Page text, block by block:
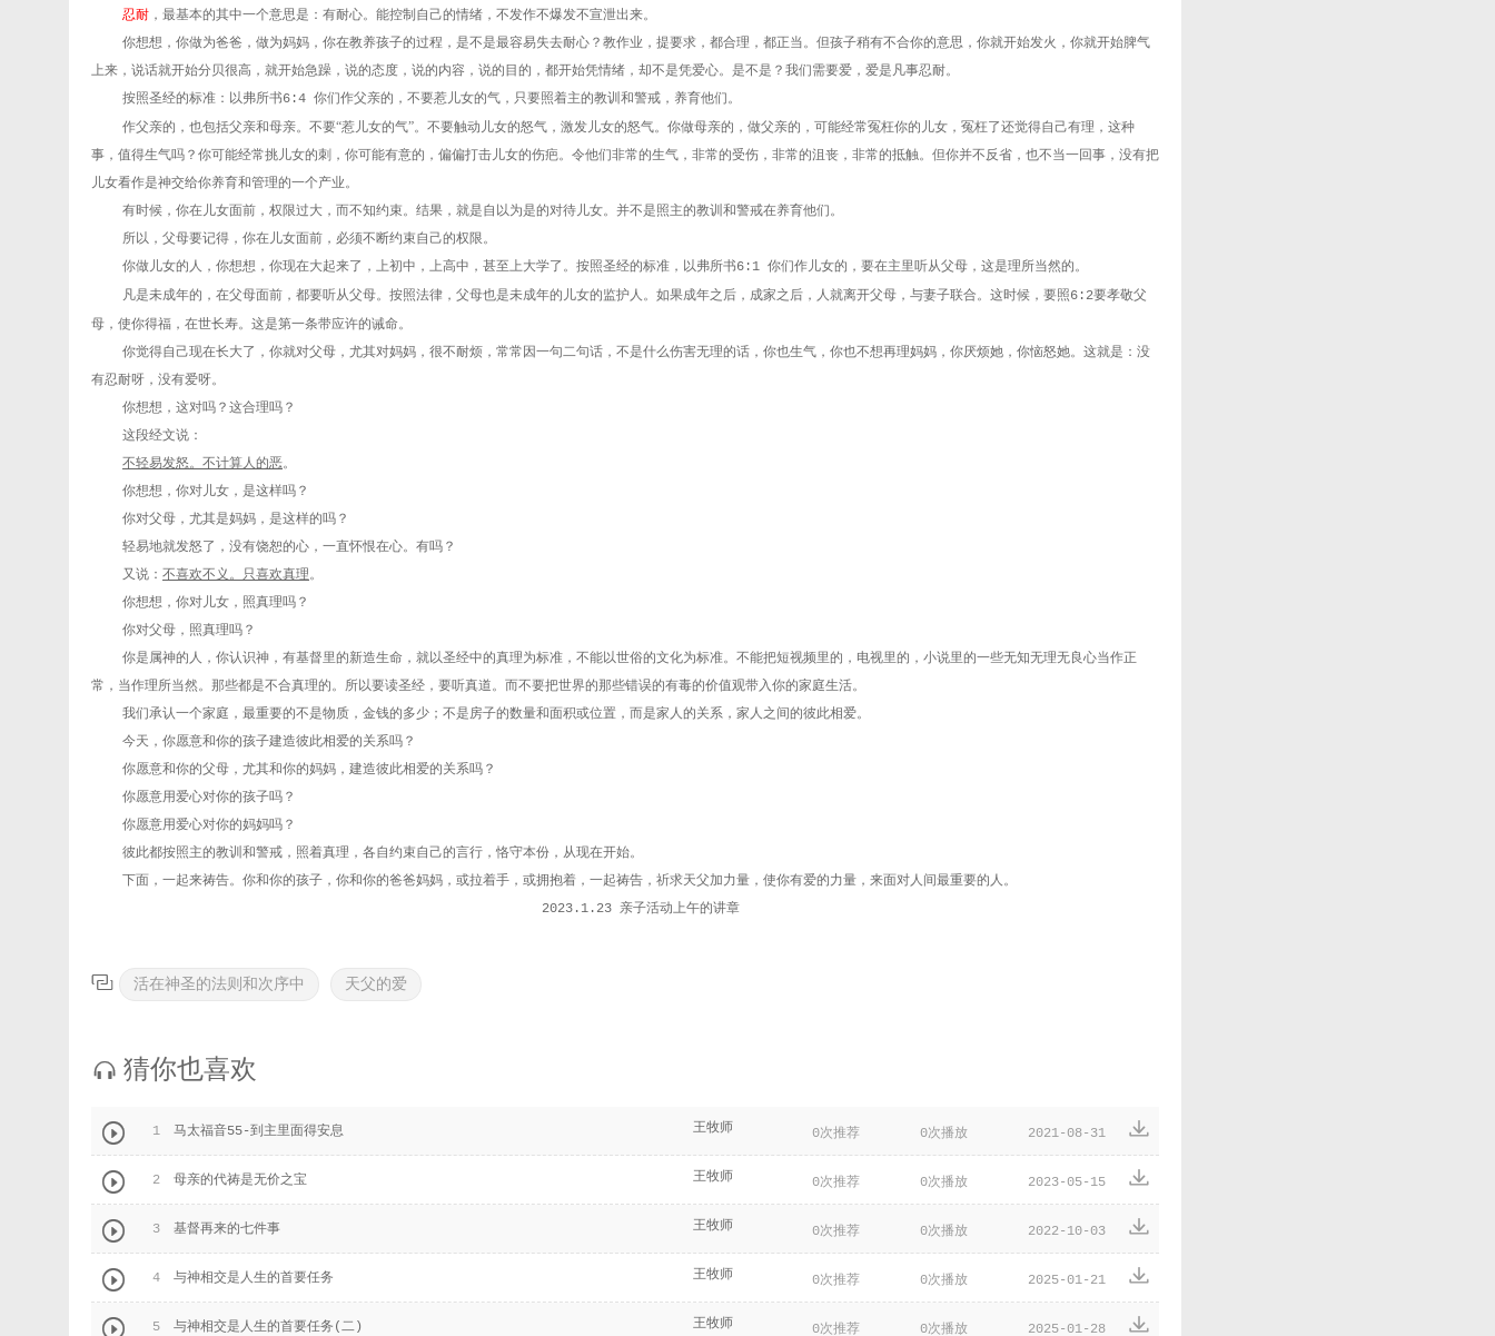
忍耐 ，最基本的其中一个意思是：有耐心。能控制自己的情绪，不发作不爆发不宣泄出来。
你想想，你做为爸爸，做为妈妈，你在教养孩子的过程，是不是最容易失去耐心？教作业，提要求，都合理，都正当。但孩子稍有不合你的意思，你就开始发火，你就开始脾气
上来，说话就开始分贝很高，就开始急躁，说的态度，说的内容，说的目的，都开始凭情绪，却不是凭爱心。是不是？我们需要爱，爱是凡事忍耐。
按照圣经的标准：以弗所书6:4 你们作父亲的，不要惹儿女的气，只要照着主的教训和警戒，养育他们。
作父亲的，也包括父亲和母亲。不要“惹儿女的气”。不要触动儿女的怒气，激发儿女的怒气。你做母亲的，做父亲的，可能经常冤枉你的儿女，冤枉了还觉得自己有理，这种
事，值得生气吗？你可能经常挑儿女的刺，你可能有意的，偏偏打击儿女的伤疤。令他们非常的生气，非常的受伤，非常的沮丧，非常的抵触。但你并不反省，也不当一回事，没有把
儿女看作是神交给你养育和管理的一个产业。
有时候，你在儿女面前，权限过大，而不知约束。结果，就是自以为是的对待儿女。并不是照主的教训和警戒在养育他们。
所以，父母要记得，你在儿女面前，必须不断约束自己的权限。
你做儿女的人，你想想，你现在大起来了，上初中，上高中，甚至上大学了。按照圣经的标准，以弗所书6:1 你们作儿女的，要在主里听从父母，这是理所当然的。
凡是未成年的，在父母面前，都要听从父母。按照法律，父母也是未成年的儿女的监护人。如果成年之后，成家之后，人就离开父母，与妻子联合。这时候，要照6:2要孝敬父
母，使你得福，在世长寿。这是第一条带应许的诫命。
你觉得自己现在长大了，你就对父母，尤其对妈妈，很不耐烦，常常因一句二句话，不是什么伤害无理的话，你也生气，你也不想再理妈妈，你厌烦她，你恼怒她。这就是：没
有忍耐呀，没有爱呀。
你想想，这对吗？这合理吗？
这段经文说：
不轻易发怒。不计算人的恶。
你想想，你对儿女，是这样吗？
你对父母，尤其是妈妈，是这样的吗？
轻易地就发怒了，没有饶恕的心，一直怀恨在心。有吗？
又说： 不喜欢不义。只喜欢真理。
你想想，你对儿女，照真理吗？
你对父母，照真理吗？
你是属神的人，你认识神，有基督里的新造生命，就以圣经中的真理为标准，不能以世俗的文化为标准。不能把短视频里的，电视里的，小说里的一些无知无理无良心当作正
常，当作理所当然。那些都是不合真理的。所以要读圣经，要听真道。而不要把世界的那些错误的有毒的价值观带入你的家庭生活。
我们承认一个家庭，最重要的不是物质，金钱的多少；不是房子的数量和面积或位置，而是家人的关系，家人之间的彼此相爱。
今天，你愿意和你的孩子建造彼此相爱的关系吗？
你愿意和你的父母，尤其和你的妈妈，建造彼此相爱的关系吗？
你愿意用爱心对你的孩子吗？
你愿意用爱心对你的妈妈吗？
彼此都按照主的教训和警戒，照着真理，各自约束自己的言行，恪守本份，从现在开始。
下面，一起来祷告。你和你的孩子，你和你的爸爸妈妈，或拉着手，或拥抱着，一起祷告，祈求天父加力量，使你有爱的力量，来面对人间最重要的人。
2023.1.23 亲子活动上午的讲章
 活在神圣的法则和次序中 天父的爱
 猜你也喜欢
 1 马太福音55-到主里面得安息 
王牧师 0次推荐 0次播放 2021-08-31
 2 母亲的代祷是无价之宝 
王牧师 0次推荐 0次播放 2023-05-15
 3 基督再来的七件事 
王牧师 0次推荐 0次播放 2022-10-03
 4 与神相交是人生的首要任务 
王牧师 0次推荐 0次播放 2025-01-21
 5 与神相交是人生的首要任务(二) 
王牧师 0次推荐 0次播放 2025-01-28